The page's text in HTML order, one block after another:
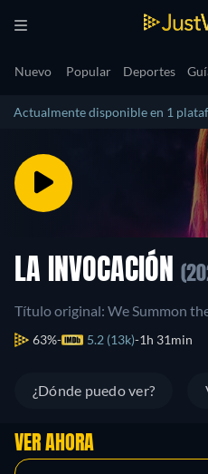
Nuevo Popular Deportes
Actualmente disponible en 1
LA INVOCACIÓN
Título original: We Summon
63% 5.2 (13k) 1h 31min
¿Dónde puedo ver?
VER AHORA